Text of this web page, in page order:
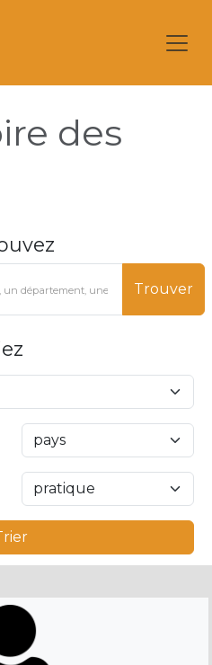
des
Trouver